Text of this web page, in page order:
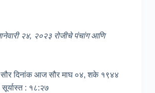
२४, २०२३ रोजीचे पंचांग आणि
सौर दिनांक आज सौर माघ ०४, शके १९४४
: १८:२७